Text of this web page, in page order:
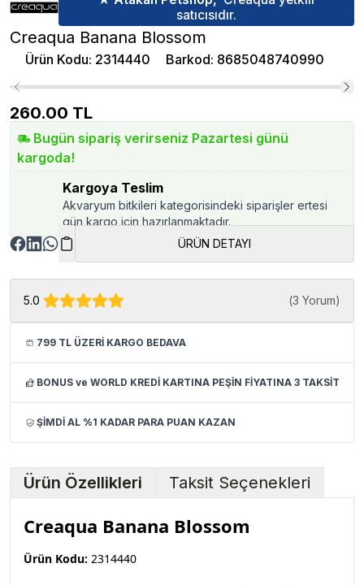
satıcısıdır.
Creaqua Banana Blossom
Ürün Kodu: 2314440 Barkod: 8685048740990
260.00 TL
Bugün sipariş verirseniz Pazartesi günü
kargoda!
Kargoya Teslim
Akvaryum bitkileri kategorisindeki siparişler ertesi
gün kargo için hazırlanmaktadır.
ÜRÜN DETAYI
5.0 (3 Yorum)
799 TL ÜZERİ KARGO BEDAVA
BONUS ve WORLD KREDİ KARTINA PEŞİN FİYATINA 3 TAKSİT
ŞİMDİ AL %1 KADAR PARA PUAN KAZAN
Ürün Özellikleri Taksit Seçenekleri
Creaqua Banana Blossom
Ürün Kodu: 2314440